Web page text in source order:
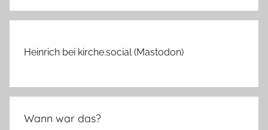
Heinrich bei kirche.social (Mastodon)
Wann war das?